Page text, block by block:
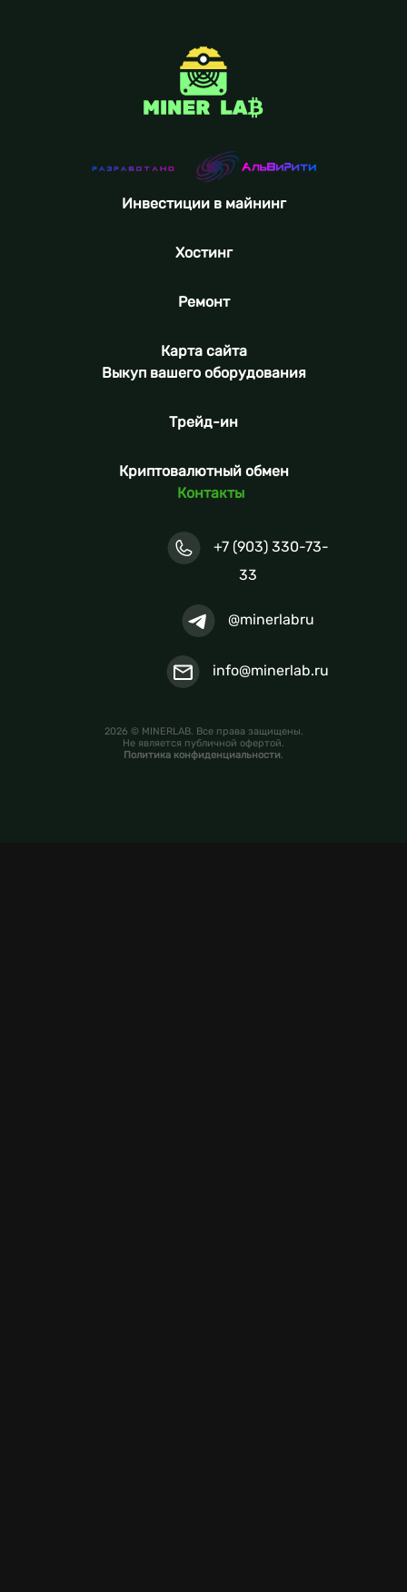
Инвестиции в майнинг
Хостинг
Ремонт
Карта сайта
Выкуп вашего оборудования
Трейд-ин
Криптовалютный обмен
Контакты
+7 (903) 330-73-
33
@minerlabru
info@minerlab.ru
2026 © MINERLAB. Все права защищены.
Не является публичной офертой.
Политика конфиденциальности.